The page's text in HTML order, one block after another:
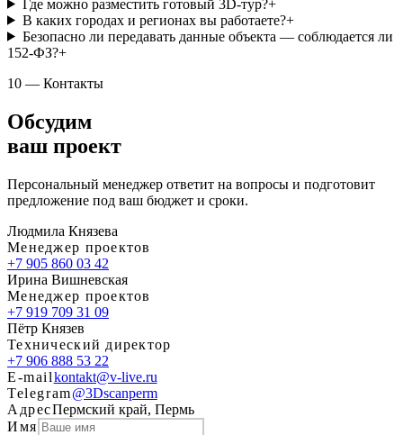
Где можно разместить готовый 3D-тур?+
В каких городах и регионах вы работаете?+
Безопасно ли передавать данные объекта — соблюдается ли
152-ФЗ?+
10 — Контакты
Обсудим
ваш проект
Персональный менеджер ответит на вопросы и подготовит
предложение под ваш бюджет и сроки.
Людмила Князева
Менеджер проектов
+7 905 860 03 42
Ирина Вишневская
Менеджер проектов
+7 919 709 31 09
Пётр Князев
Технический директор
+7 906 888 53 22
E-mailkontakt@v-live.ru
Telegram@3Dscanperm
АдресПермский край, Пермь
Имя